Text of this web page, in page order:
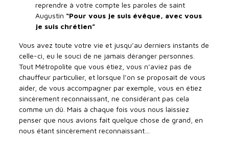
reprendre à votre compte les paroles de saint
Augustin“Pour vous je suis évêque, avec vous
je suis chrétien”
Vous avez toute votre vie et jusqu’au derniers instants de
celle-ci, eu le souci de ne jamais déranger personnes.
Tout Métropolite que vous étiez, vous n’aviez pas de
chauffeur particulier, et lorsque l’on se proposait de vous
aider, de vous accompagner par exemple, vous en étiez
sincèrement reconnaissant, ne considérant pas cela
comme un dû. Mais à chaque fois vous nous laissiez
penser que nous avions fait quelque chose de grand, en
nous étant sincèrement reconnaissant…